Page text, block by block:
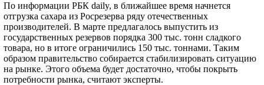
По информации РБК daily, в ближайшее время начнется
отгрузка сахара из Росрезерва ряду отечественных
производителей. В марте предлагалось выпустить из
государственных резервов порядка 300 тыс. тонн сладкого
товара, но в итоге ограничились 150 тыс. тоннами. Таким
образом правительство собирается стабилизировать ситуацию
на рынке. Этого объема будет достаточно, чтобы покрыть
потребности рынка, считают эксперты.